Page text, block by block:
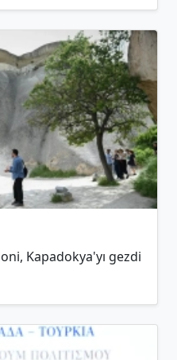
Kapadokya'yı gezdi